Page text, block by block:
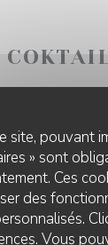
site, pouvant
» sont
Ces
des
Vous